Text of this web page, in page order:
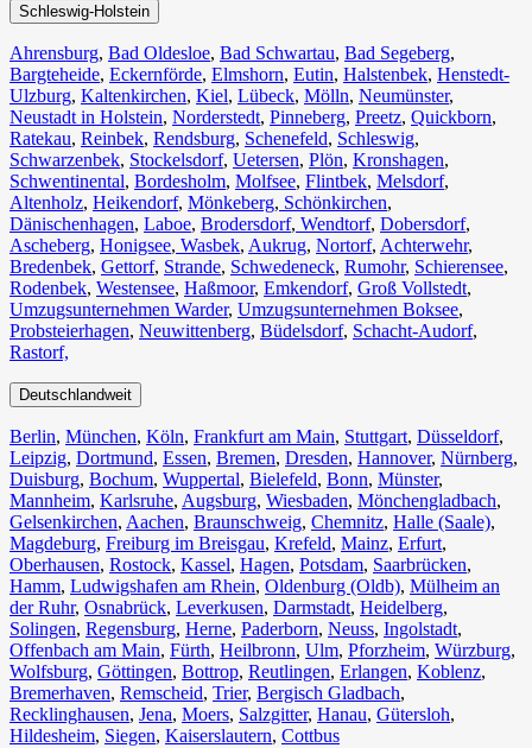
Schleswig-Holstein
Ahrensburg, Bad Oldesloe, Bad Schwartau, Bad Segeberg,
Bargteheide, Eckernförde, Elmshorn, Eutin, Halstenbek, Henstedt-
Ulzburg, Kaltenkirchen, Kiel, Lübeck, Mölln, Neumünster,
Neustadt in Holstein, Norderstedt, Pinneberg, Preetz, Quickborn,
Ratekau, Reinbek, Rendsburg, Schenefeld, Schleswig,
Schwarzenbek, Stockelsdorf, Uetersen, Plön, Kronshagen,
Schwentinental, Bordesholm, Molfsee, Flintbek, Melsdorf,
Altenholz, Heikendorf, Mönkeberg, Schönkirchen,
Dänischenhagen, Laboe, Brodersdorf, Wendtorf, Dobersdorf,
Ascheberg, Honigsee, Wasbek, Aukrug, Nortorf, Achterwehr,
Bredenbek, Gettorf, Strande, Schwedeneck, Rumohr, Schierensee,
Rodenbek, Westensee, Haßmoor, Emkendorf, Groß Vollstedt,
Umzugsunternehmen Warder, Umzugsunternehmen Boksee,
Probsteierhagen, Neuwittenberg, Büdelsdorf, Schacht-Audorf,
Rastorf,
Deutschlandweit
Berlin⁠, München, Köln⁠, Frankfurt am Main, Stuttgart, Düsseldorf,
Leipzig, Dortmund, Essen, Bremen, Dresden, Hannover, Nürnberg,
Duisburg⁠, Bochum, Wuppertal⁠, Bielefeld⁠, Bonn⁠, Münster⁠,
Mannheim, Karlsruhe, Augsburg, Wiesbaden⁠, Mönchengladbach⁠,
Gelsenkirchen⁠, Aachen⁠, Braunschweig, Chemnitz⁠, Halle (Saale)⁠,
Magdeburg, Freiburg im Breisgau⁠, Krefeld⁠, Mainz⁠, Erfurt,
Oberhausen⁠, Rostock⁠, Kassel⁠, Hagen, Potsdam, Saarbrücken⁠,
Hamm, Ludwigshafen am Rhein⁠, Oldenburg (Oldb), Mülheim an
der Ruhr, Osnabrück⁠, Leverkusen, Darmstadt⁠, Heidelberg,
Solingen, Regensburg, Herne⁠, Paderborn, Neuss, Ingolstadt,
Offenbach am Main, Fürth⁠, Heilbronn, Ulm⁠, Pforzheim, Würzburg,
Wolfsburg⁠, Göttingen, Bottrop, Reutlingen, Erlangen⁠, Koblenz,
Bremerhaven⁠, Remscheid, Trier⁠, Bergisch Gladbach,
Recklinghausen, Jena⁠, Moers⁠, Salzgitter⁠, Hanau, Gütersloh,
Hildesheim⁠, Siegen⁠, Kaiserslautern⁠, Cottbus⁠